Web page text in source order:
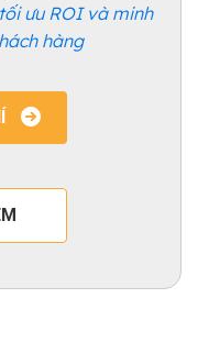
ưu ROI và minh
hàng